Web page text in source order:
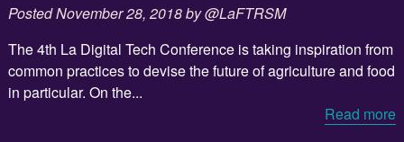
PostedNovember 28, 2018by@LaFTRSM
The 4th La Digital Tech Conference is taking inspiration from
common practices to devise the future of agriculture and food
in particular. On the...
Read more